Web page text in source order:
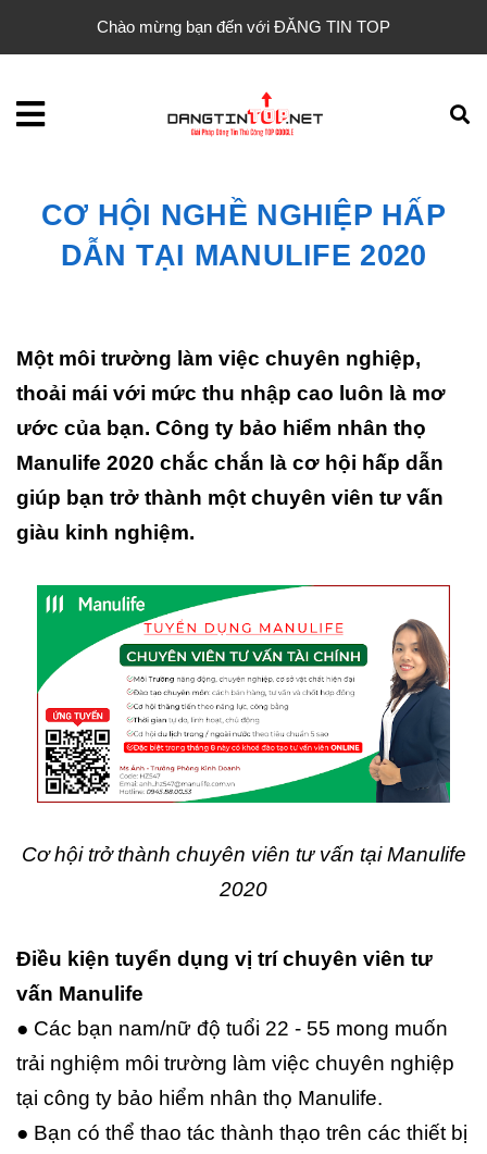
Chào mừng bạn đến với ĐĂNG TIN TOP
CƠ HỘI NGHỀ NGHIỆP HẤP
DẪN TẠI MANULIFE 2020
Một môi trường làm việc chuyên nghiệp,
thoải mái với mức thu nhập cao luôn là mơ
ước của bạn. Công ty bảo hiểm nhân thọ
Manulife 2020 chắc chắn là cơ hội hấp dẫn
giúp bạn trở thành một chuyên viên tư vấn
giàu kinh nghiệm.
Cơ hội trở thành chuyên viên tư vấn tại Manulife
2020
Điều kiện tuyển dụng vị trí chuyên viên tư
vấn Manulife
● Các bạn nam/nữ độ tuổi 22 - 55 mong muốn
trải nghiệm môi trường làm việc chuyên nghiệp
tại công ty bảo hiểm nhân thọ Manulife.
● Bạn có thể thao tác thành thạo trên các thiết bị